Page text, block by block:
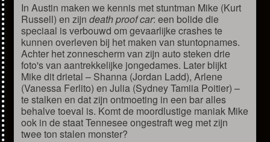
In Austin maken we kennis met stuntman Mike (Kurt
Russell) en zijn death proof car: een bolide die
speciaal is verbouwd om gevaarlijke crashes te
kunnen overleven bij het maken van stuntopnames.
Achter het zonnescherm van zijn auto steken drie
foto's van aantrekkelijke jongedames. Later blijkt
Mike dit drietal – Shanna (Jordan Ladd), Arlene
(Vanessa Ferlito) en Julia (Sydney Tamiia Poitier) –
te stalken en dat zijn ontmoeting in een bar alles
behalve toeval is. Komt de moordlustige maniak Mike
ook in de staat Tennesee ongestraft weg met zijn
twee ton stalen monster?